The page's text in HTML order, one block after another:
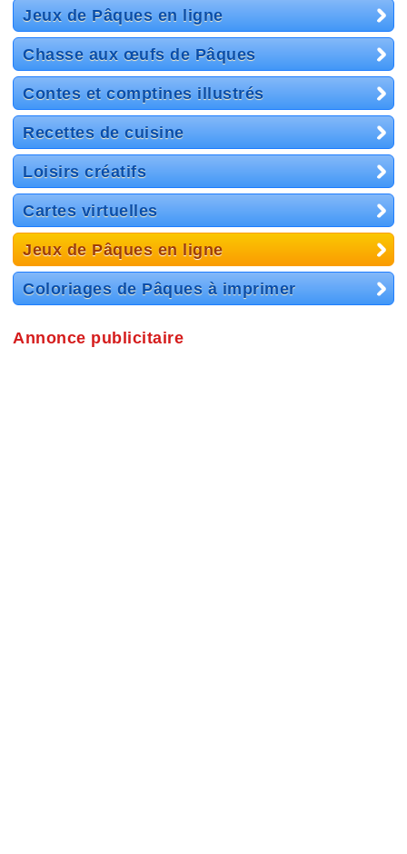
Jeux de Pâques en ligne
Chasse aux œufs de Pâques
Contes et comptines illustrés
Recettes de cuisine
Loisirs créatifs
Cartes virtuelles
Jeux de Pâques en ligne
Coloriages de Pâques à imprimer
Annonce publicitaire